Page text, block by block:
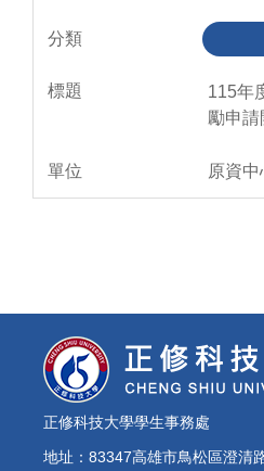
115年
勵申請
原資中
正修科技大學學生事務處
地址：83347高雄市鳥松區澄清